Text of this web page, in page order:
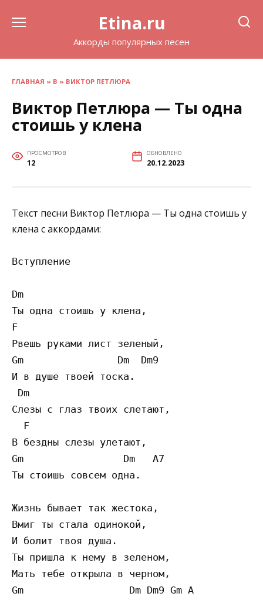
Etina.ru
Аккорды популярных песен
ГЛАВНАЯ » В » ВИКТОР ПЕТЛЮРА
Виктор Петлюра — Ты одна
стоишь у клена
ПРОСМОТРОВ
12
ОБНОВЛЕНО
20.12.2023
Текст песни Виктор Петлюра — Ты одна стоишь у
клена с аккордами:
Вступление
Dm
Ты одна стоишь у клена,
F
Рвешь руками лист зеленый,
Gm                Dm  Dm9
И в душе твоей тоска.
Dm
Слезы с глаз твоих слетают,
  F
В бездны слезы улетают,
Gm                 Dm   A7
Ты стоишь совсем одна.
Жизнь бывает так жестока,
Вмиг ты стала одинокой,
И болит твоя душа.
Ты пришла к нему в зеленом,
Мать тебе открыла в черном,
Gm                  Dm Dm9 Gm A